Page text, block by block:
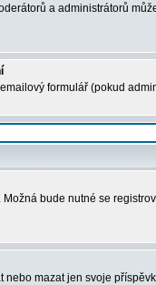
a administrátorů
formulář (pokud
bude nutné se
mazat jen svoje